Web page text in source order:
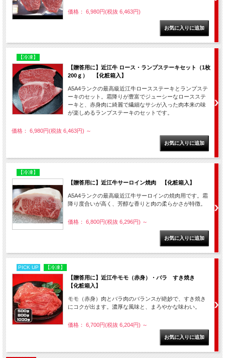
価格： 6,980円(税抜 6,463円)
【冷凍】
【贈答用に】近江牛 ロース・ランプステーキセット（1枚
200ｇ） 【化粧箱入】
A5A4ランクの最高級近江牛ロースステーキとランプステ
ーキのセット。霜降りが豊富でジューシーなロースステ
ーキと、赤身肉に綺麗で繊細なサシが入った肉本来の味
が楽しめるランプステーキのセットです。
価格： 6,980円(税抜 6,463円) ～
【冷凍】
【贈答用に】近江牛サーロイン焼肉 【化粧箱入】
A5A4ランクの最高級近江牛サーロインの焼肉用です。霜
降り度合いが高く、芳醇な香りと肉の柔らかさが特徴。
価格： 6,800円(税抜 6,296円) ～
PICK UP 【冷凍】
【贈答用に】近江牛モモ（赤身）・バラ すき焼き
【化粧箱入】
モモ（赤身）肉とバラ肉のバランスが絶妙で、すき焼き
にコクが出ます。濃厚な風味と、まろやかな味わい。
価格： 6,700円(税抜 6,204円) ～